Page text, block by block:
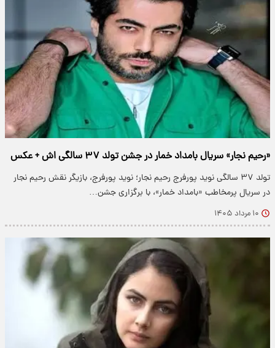
«رحیم نجار» سریال بامداد خمار در جشن تولد ۳۷ سالگی اش + عکس
تولد ۳۷ سالگی نوید پورفرج رحیم نجار؛ نوید پورفرج، بازیگر نقش رحیم نجار
در سریال پرمخاطب «بامداد خمار»، با برگزاری جشن…
۱۰ مرداد ۱۴۰۵